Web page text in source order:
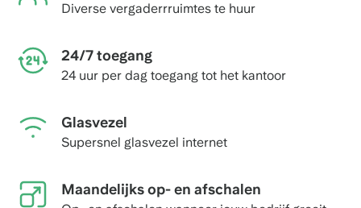
Diverse vergaderrruimtes te huur
24/7 toegang
24 uur per dag toegang tot het kantoor
Glasvezel
Supersnel glasvezel internet
Maandelijks op- en afschalen